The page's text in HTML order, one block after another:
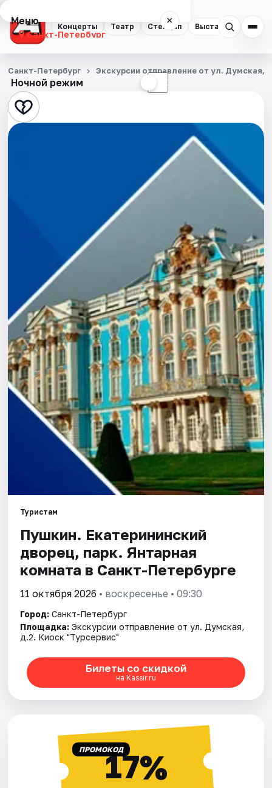
Концерты Театр Стендап Выставки
Меню ×
Санкт-Петербург
Концерты
Театр
Стендап
Города
Площадки
Артисты
Рейтинги
Ночной режим ☾
Санкт-Петербург Экскурсии отправление от ул. Думская,
Туристам
Пушкин. Екатерининский
дворец, парк. Янтарная
комната в Санкт-Петербурге
11 октября 2026 • воскресенье • 09:30
Город: Санкт-Петербург
Площадка: Экскурсии отправление от ул. Думская,
д.2. Киоск "Турсервис"
Билеты со скидкой
на Kassir.ru
ПРОМОКОД17%